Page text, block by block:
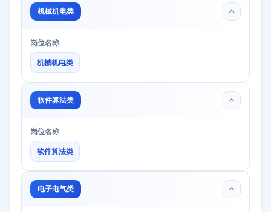
机械机电类
岗位名称
机械机电类
软件算法类
岗位名称
软件算法类
电子电气类